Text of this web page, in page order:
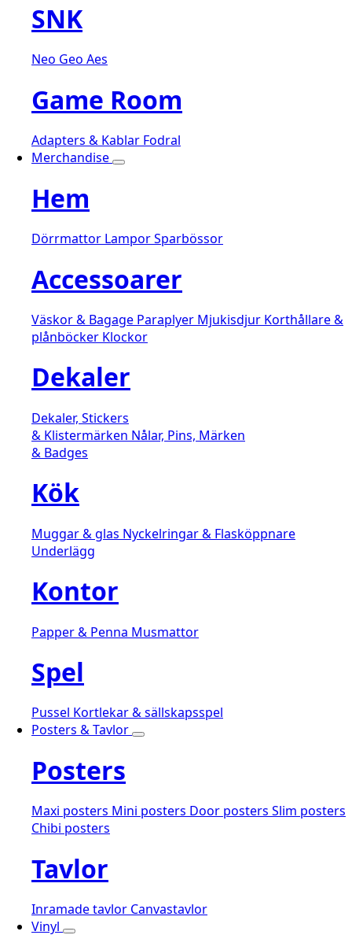
SNK
Neo Geo Aes
Game Room
Adapters & Kablar Fodral
Merchandise
Hem
Dörrmattor LamporSparbössor
Accessoarer
Väskor & Bagage Paraplyer Mjukisdjur Korthållare &
plånböcker Klockor
Dekaler
Dekaler, Stickers
& Klistermärken Nålar, Pins, Märken
& Badges
Kök
Muggar & glas Nyckelringar & Flasköppnare
Underlägg
Kontor
Papper & Penna Musmattor
Spel
Pussel Kortlekar & sällskapsspel
Posters & Tavlor
Posters
Maxi posters Mini posters Door posters Slim posters
Chibi posters
Tavlor
Inramade tavlor Canvastavlor
Vinyl